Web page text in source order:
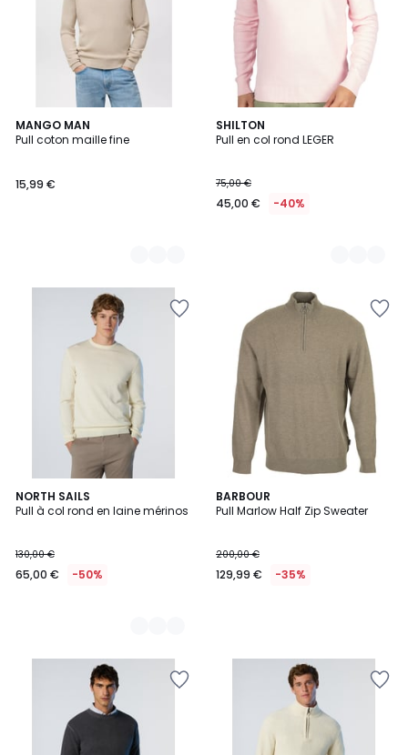
MANGO MAN
Pull coton maille fine
15,99 €
5
Couleurs
SHILTON
Pull en col rond LEGER
75,00 €
45,00 € -40%
4
Couleurs
NORTH SAILS
Pull à col rond en laine mérinos
130,00 €
65,00 € -50%
5
Couleurs
BARBOUR
Pull Marlow Half Zip Sweater
200,00 €
129,99 € -35%